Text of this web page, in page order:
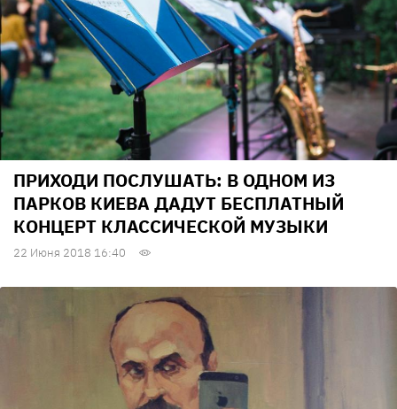
ПРИХОДИ ПОСЛУШАТЬ: В ОДНОМ ИЗ
ПАРКОВ КИЕВА ДАДУТ БЕСПЛАТНЫЙ
КОНЦЕРТ КЛАССИЧЕСКОЙ МУЗЫКИ
22 Июня 2018 16:40